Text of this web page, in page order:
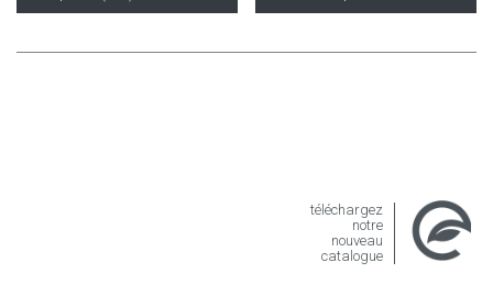
téléchargez
notre
nouveau
catalogue